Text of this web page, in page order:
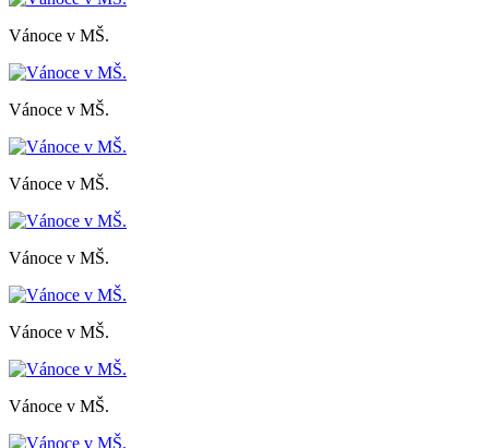
Vánoce v MŠ.
Vánoce v MŠ.
Vánoce v MŠ.
Vánoce v MŠ.
Vánoce v MŠ.
Vánoce v MŠ.